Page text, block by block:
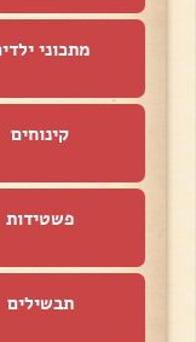
מתכוני
קינוחים
פשטידות
תבשילים